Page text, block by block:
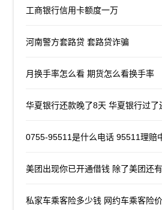
工商银行信用卡额度一万
河南警方套路贷 套路贷诈骗
月换手率怎么看 期货怎么看换手率
华夏银行还款晚了8天 华夏银行过了
0755-95511是什么电话 95511理赔
美团出现你已开通借钱 除了美团还
私家车乘客险多少钱 网约车乘客险